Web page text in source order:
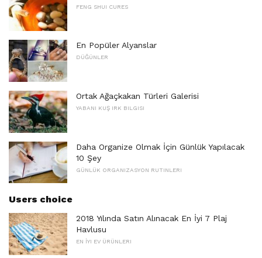
FENG SHUI CURES
En Popüler Alyanslar
DÜĞÜNLER
Ortak Ağaçkakan Türleri Galerisi
YABANI KUŞ IRK BILGISI
Daha Organize Olmak İçin Günlük Yapılacak
10 Şey
GÜNLÜK ORGANIZASYON RUTINLERI
Users choice
2018 Yılında Satın Alınacak En İyi 7 Plaj
Havlusu
EN İYI EV ÜRÜNLERI